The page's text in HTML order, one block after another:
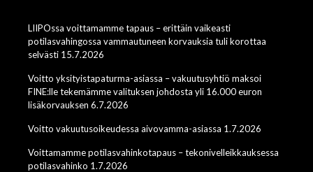
LIIPOssa voittamamme tapaus – erittäin vaikeasti
potilasvahingossa vammautuneen korvauksia tuli korottaa
selvästi 15.7.2026
Voitto yksityistapaturma-asiassa – vakuutusyhtiö maksoi
FINE:lle tekemämme valituksen johdosta yli 16.000 euron
lisäkorvauksen 6.7.2026
Voitto vakuutusoikeudessa aivovamma-asiassa 1.7.2026
Voittamamme potilasvahinkotapaus – tekonivelleikkauksessa
potilasvahinko 1.7.2026